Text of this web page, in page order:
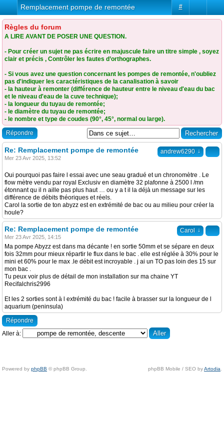
#
Remplacement pompe de remontée
Règles du forum
A LIRE AVANT DE POSER UNE QUESTION.
- Pour créer un sujet ne pas écrire en majuscule faire un titre simple , soyez
clair et précis , Contrôler les fautes d’orthographes.
- Si vous avez une question concernant les pompes de remontée, n'oubliez
pas d'indiquer les caractéristiques de la canalisation à savoir
- la hauteur à remonter (différence de hauteur entre le niveau d'eau du bac
et le niveau d'eau de la cuve technique);
- la longueur du tuyau de remontée;
- le diamètre du tuyau de remontée;
- le nombre et type de coudes (90°, 45°, normal ou large).
Répondre
andrew6290 ↓
Re: Remplacement pompe de remontée
Mer 23 Avr 2025, 13:52
Oui pourquoi pas faire l essai avec une seau gradué et un chronomètre . Le
flow mètre vendu par royal Exclusiv en diamètre 32 plafonne à 2500 l /mn
étonnant qu il n aille pas plus haut … ou y a t il la déjà un message sur les
différence de débits théoriques et réels.
Carol la sortie de ton abyzz est en extrémité de bac ou au milieu pour créer la
houle?
Carol ↓
Re: Remplacement pompe de remontée
Mer 23 Avr 2025, 14:15
Ma pompe Abyzz est dans ma décante ! en sortie 50mm et se sépare en deux
fois 32mm pour mieux répartir le flux dans le bac . elle est réglée à 30% pour le
mini et 60% pour le max .le débit est incroyable . j ai un TO pas loin des 15 sur
mon bac .
Tu peux voir plus de détail de mon installation sur ma chaine YT
Recifalchris2996
Et les 2 sorties sont à l extrémité du bac ! facile à brasser sur la longueur de l
aquarium (peninsula)
Répondre
Aller à:
Powered by phpBB © phpBB Group. phpBB Mobile / SEO byArtodia